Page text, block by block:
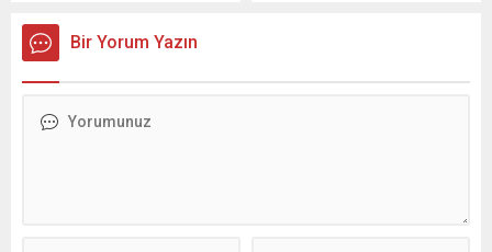
düzenlenen el emeği sergisi,
vatandaşların yoğun ilgisiyle
emeğini ön plana çıkaran
Bir Yorum Yazın